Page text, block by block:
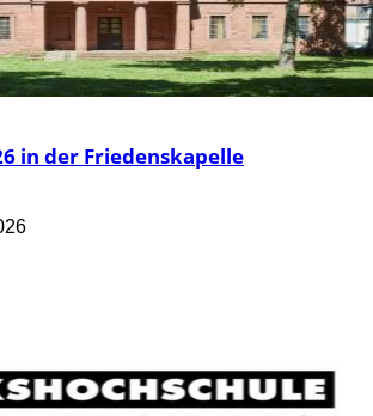
in der Friedenskapelle